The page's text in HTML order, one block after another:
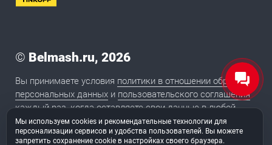
© Belmash.ru, 2026
Вы принимаете условия политики в отношении обработки
персональных данных и пользовательского соглашения
каждый раз, когда оставляете свои данные в любой
форме обратной связи на сайте BELMASH.RU
Мы используем cookies и рекомендательные технологии для
персонализации сервисов и удобства пользователей. Вы можете
запретить сохранение cookie в настройках своего браузера.